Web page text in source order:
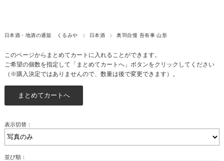
日本酒・地酒の通販 くるみや 日本酒 奥羽自慢 吾有事 山形
このページからまとめてカートに入れることができます。
ご希望の個数を指定して「まとめてカートへ」ボタンをクリックしてください
（※購入決定ではありませんので、数量は後で変更できます）。
表示切替：
並び順：